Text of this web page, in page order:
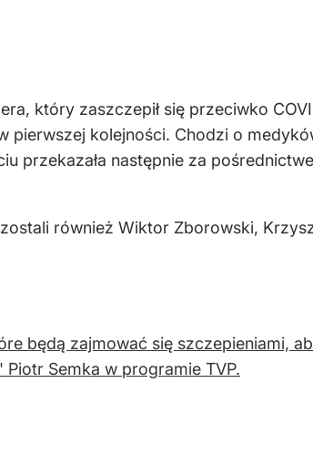
który zaszczepił się przeciwko
pierwszej kolejności. Chodzi o
przekazała następnie za
również Wiktor Zborowski,
będą zajmować się szczepieniami,
Semka w programie TVP.